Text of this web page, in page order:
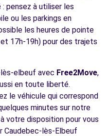
pensez à utiliser les
ou les parkings en
les heures de pointe
17h-19h) pour des trajets
elbeuf avec Free2Move,
en toute liberté.
le véhicule qui correspond
minutes sur notre
votre disposition pour vous
Caudebec-lès-Elbeuf